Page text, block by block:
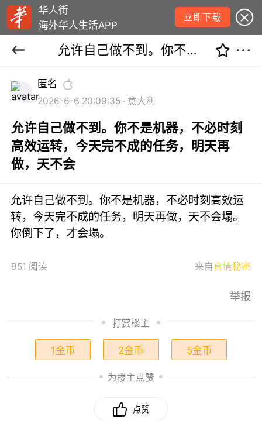
华人街
海外华人生活APP
立即下载
允许自己做不到。你不是机器，不必时刻高效运转，今天完不成的任务，明天再做，天不会
匿名
2026-6-6 20:09:35 · 意大利
允许自己做不到。你不是机器，不必时刻
高效运转，今天完不成的任务，明天再
做，天不会
允许自己做不到。你不是机器，不必时刻高效运
转，今天完不成的任务，明天再做，天不会塌。
你倒下了，才会塌。
951 阅读 来自真情秘密
举报
打赏楼主
1金币 2金币 5金币
为楼主点赞
点赞